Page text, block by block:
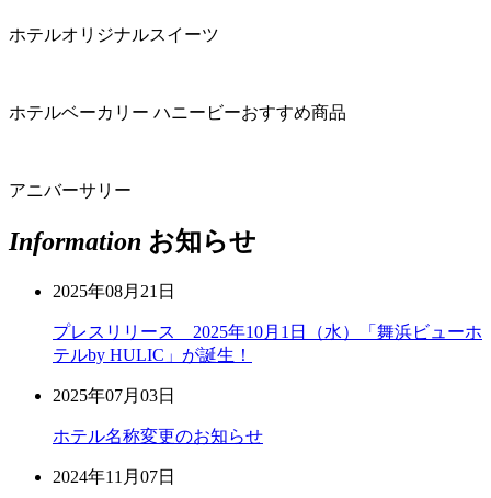
ホテルオリジナルスイーツ
ホテルベーカリー ハニービーおすすめ商品
アニバーサリー
Information お知らせ
2025年08月21日
プレスリリース 2025年10月1日（水）「舞浜ビューホ
テルby HULIC」が誕生！
2025年07月03日
ホテル名称変更のお知らせ
2024年11月07日